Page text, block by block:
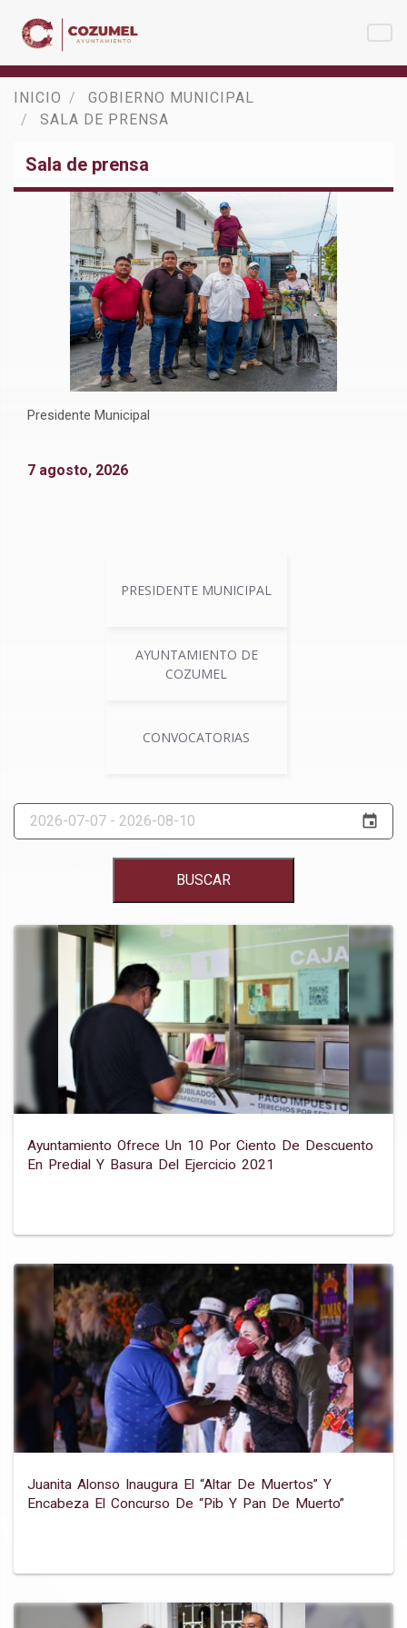
INICIO
GOBIERNO MUNICIPAL
SALA DE PRENSA
Sala de prensa
Presidente Municipal
7 agosto, 2026
PRESIDENTE MUNICIPAL
AYUNTAMIENTO DE
COZUMEL
CONVOCATORIAS
event
BUSCAR
Ayuntamiento Ofrece Un 10 Por Ciento De Descuento
En Predial Y Basura Del Ejercicio 2021
Juanita Alonso Inaugura El “altar De Muertos” Y
Encabeza El Concurso De “pib Y Pan De Muerto”